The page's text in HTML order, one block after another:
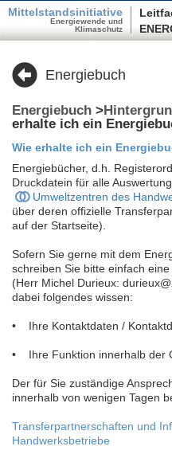
Mittelstandsinitiative
Energiewende und
Klimaschutz
Energiebuch
Energiebuch >
erhalte ich ein
Wie erhalte ich ein
Energiebücher, d.h.
Druckdatein für alle
Umweltzentren des
über deren offizielle
auf der Startseite).
Sofern Sie gerne mit dem
schreiben Sie bitte einfach
(Herr Michel Durieux:
dabei folgendes wissen:
• Ihre Kontaktdaten /
• Ihre Funktion innerhalb der
Der für Sie zuständige
innerhalb von wenigen Tagen
Transferpartnerschaften und
Handwerksbetriebe